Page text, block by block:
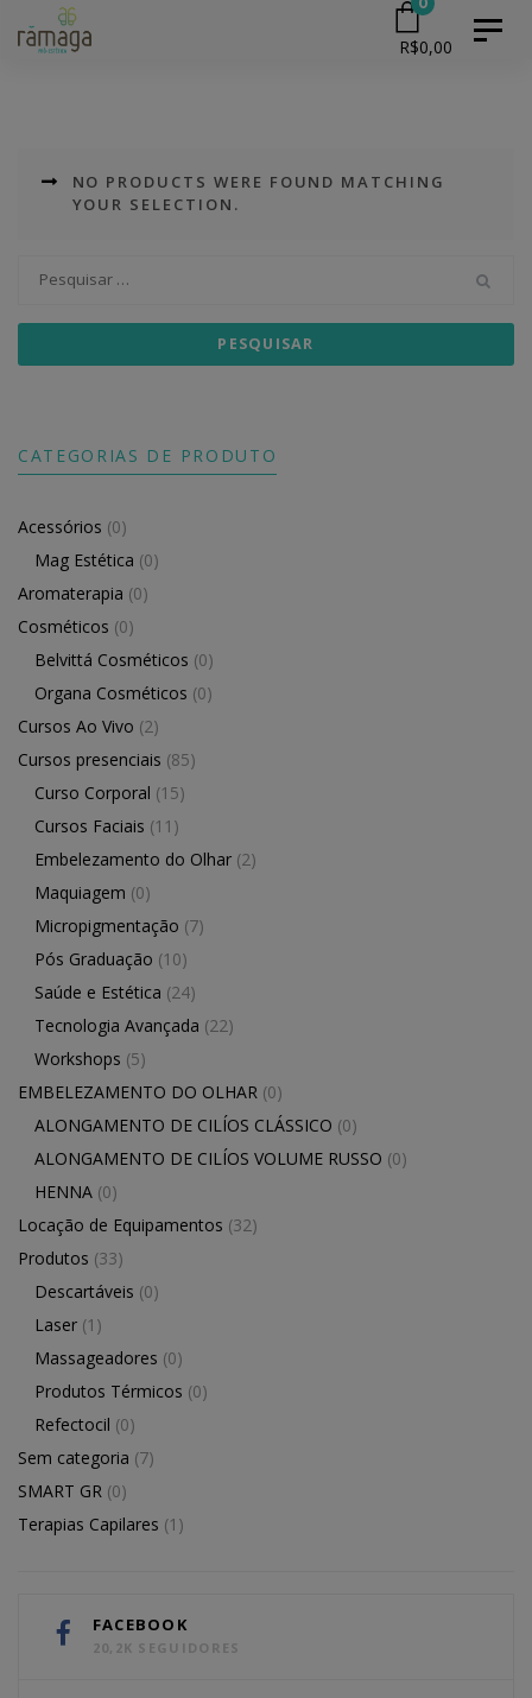
Skip
R$0,00
NO PRODUCTS WERE FOUND MATCHING
YOUR SELECTION.
por:
CATEGORIAS DE PRODUTO
Acessórios (0)
Mag Estética (0)
Aromaterapia (0)
Cosméticos (0)
Belvittá Cosméticos (0)
Organa Cosméticos (0)
Cursos Ao Vivo (2)
Cursos presenciais (85)
Curso Corporal (15)
Cursos Faciais (11)
Embelezamento do Olhar (2)
Maquiagem (0)
Micropigmentação (7)
Pós Graduação (10)
Saúde e Estética (24)
Tecnologia Avançada (22)
Workshops (5)
EMBELEZAMENTO DO OLHAR (0)
ALONGAMENTO DE CILÍOS CLÁSSICO (0)
ALONGAMENTO DE CILÍOS VOLUME RUSSO (0)
HENNA (0)
Locação de Equipamentos (32)
Produtos (33)
Descartáveis (0)
Laser (1)
Massageadores (0)
Produtos Térmicos (0)
Refectocil (0)
Sem categoria (7)
SMART GR (0)
Terapias Capilares (1)
FACEBOOK
20,2K SEGUIDORES